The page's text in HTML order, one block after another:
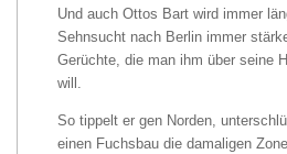
Und auch Ottos Bart wird immer
Sehnsucht nach Berlin immer
Gerüchte, die man ihm über seine
will.
So tippelt er gen Norden,
einen Fuchsbau die damaligen